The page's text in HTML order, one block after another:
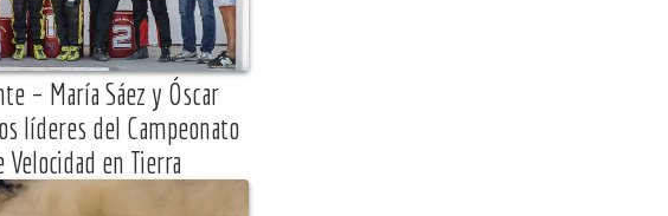
– María Sáez y Óscar
líderes del Campeonato
en Tierra